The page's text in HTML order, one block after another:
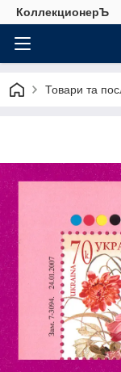
КоллекционерЪ
Товари та